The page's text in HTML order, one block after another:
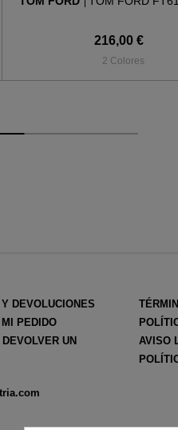
216,00 €
2 Colores
DEVOLUCIONES
PEDIDO
UN
AVISO